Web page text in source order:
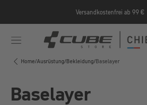
Versandkostenfrei ab 99 €
Home/Ausrüstung/Bekleidung/Baselayer
Baselayer